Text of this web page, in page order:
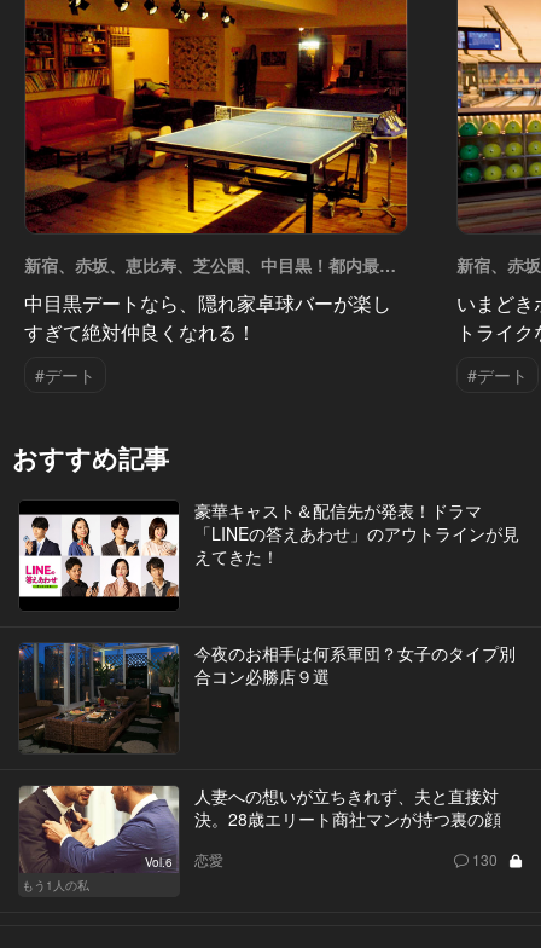
新宿、赤坂、恵比寿、芝公園、中目黒！都内最強
のデートスポット5選 Vol.5
中目黒デートなら、隠れ家卓球バーが楽し
すぎて絶対仲良くなれる！
#デート
新宿、赤
いまど
トライ
#デート
おすすめ記事
豪華キャスト＆配信先が発表！ドラマ
「LINEの答えあわせ」のアウトラインが見
えてきた！
今夜のお相手は何系軍団？女子のタイプ別
合コン必勝店９選
Vol.6
もう1人の私
人妻への想いが立ちきれず、夫と直接対
決。28歳エリート商社マンが持つ裏の顔
恋愛 130